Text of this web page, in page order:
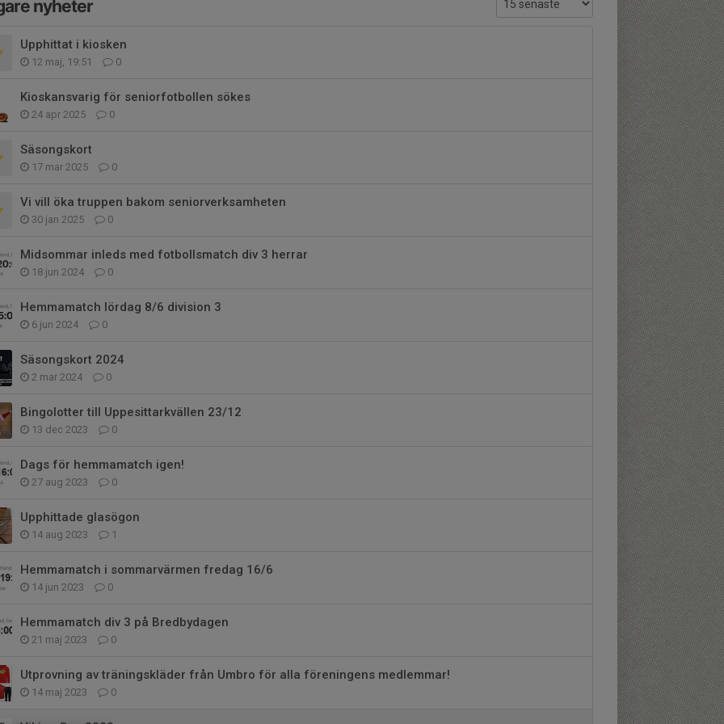
nyheter
Upphittat i kiosken
12 maj, 19:51 0
Kioskansvarig för seniorfotbollen sökes
24 apr 2025 0
Säsongskort
17 mar 2025 0
Vi vill öka truppen bakom seniorverksamheten
30 jan 2025 0
Midsommar inleds med fotbollsmatch div 3 herrar
18 jun 2024 0
Hemmamatch lördag 8/6 division 3
6 jun 2024 0
Säsongskort 2024
2 mar 2024 0
Bingolotter till Uppesittarkvällen 23/12
13 dec 2023 0
Dags för hemmamatch igen!
27 aug 2023 0
Upphittade glasögon
14 aug 2023 1
Hemmamatch i sommarvärmen fredag 16/6
14 jun 2023 0
Hemmamatch div 3 på Bredbydagen
21 maj 2023 0
Utprovning av träningskläder från Umbro för alla föreningens medlemmar!
14 maj 2023 0